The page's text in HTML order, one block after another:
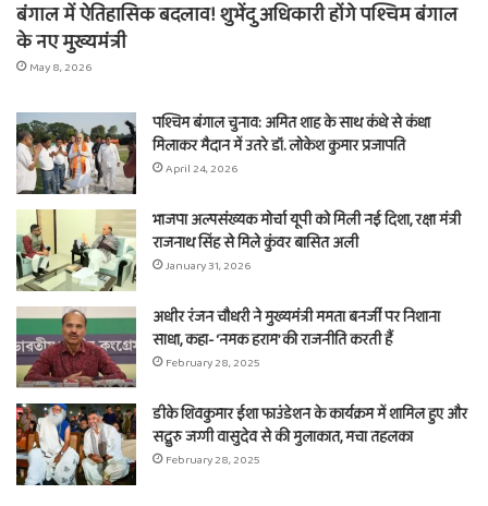
बंगाल में ऐतिहासिक बदलाव! शुभेंदु अधिकारी होंगे पश्चिम बंगाल
के नए मुख्यमंत्री
May 8, 2026
पश्चिम बंगाल चुनाव: अमित शाह के साथ कंधे से कंधा
मिलाकर मैदान में उतरे डॉ. लोकेश कुमार प्रजापति
April 24, 2026
भाजपा अल्पसंख्यक मोर्चा यूपी को मिली नई दिशा, रक्षा मंत्री
राजनाथ सिंह से मिले कुंवर बासित अली
January 31, 2026
अधीर रंजन चौधरी ने मुख्यमंत्री ममता बनर्जी पर निशाना
साधा, कहा- ‘नमक हराम’ की राजनीति करती हैं
February 28, 2025
डीके शिवकुमार ईशा फाउंडेशन के कार्यक्रम में शामिल हुए और
सद्गुरु जग्गी वासुदेव से की मुलाकात, मचा तहलका
February 28, 2025